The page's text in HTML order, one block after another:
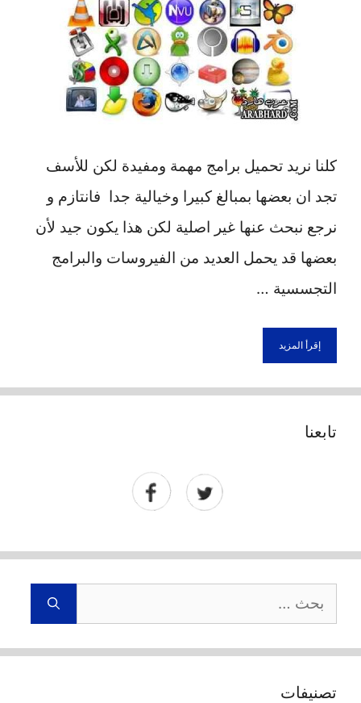
كلنا نريد تحميل برامج مهمة ومفيدة لكن للأسف
تجد ان بعضها بمبالغ كبيرا وخيالية جدا فانتازم و
نرجع نبحث عنها غير اصلية لكن هذا يكون جيد لأن
بعضها قد يحمل العديد من الفيروسات والبرامج
التجسسية …
إقرأ المزيد
تابعنا
البحث
عن:
تصنيفات